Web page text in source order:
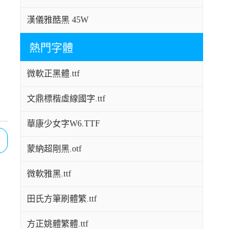
漢儀雅酷黑 45W
熱門字體
微軟正黑體.ttf
文鼎標楷虛線國字.ttf
華康少女字W6.TTF
蒙納超剛黑.otf
微軟雅黑.ttf
田氏方筆刷體繁.ttf
方正姚體繁體.ttf